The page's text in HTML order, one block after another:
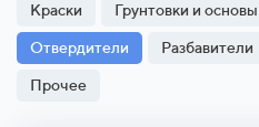
Краски Грунтовки и основы
Отвердители Разбавители
Прочее